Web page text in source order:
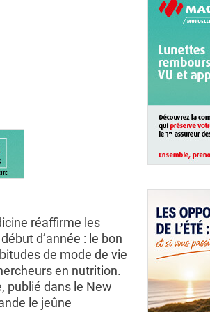
réaffirme les
d’année : le bon
de mode de vie
en nutrition.
publié dans le New
le jeûne